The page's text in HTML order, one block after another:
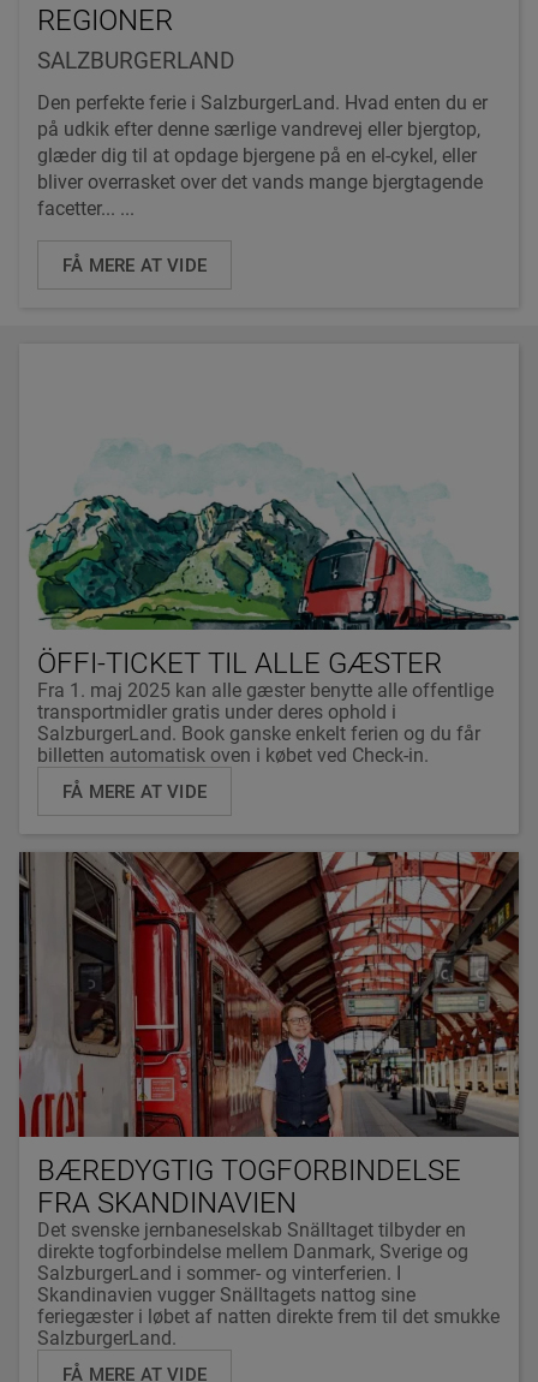
REGIONER
SALZBURGERLAND
Den perfekte ferie i SalzburgerLand. Hvad enten du er
på udkik efter denne særlige vandrevej eller bjergtop,
glæder dig til at opdage bjergene på en el-cykel, eller
bliver overrasket over det vands mange bjergtagende
facetter... ...
FÅ MERE AT VIDE
ÖFFI-TICKET TIL ALLE GÆSTER
Fra 1. maj 2025 kan alle gæster benytte alle offentlige
transportmidler gratis under deres ophold i
SalzburgerLand. Book ganske enkelt ferien og du får
billetten automatisk oven i købet ved Check-in.
FÅ MERE AT VIDE
BÆREDYGTIG TOGFORBINDELSE
FRA SKANDINAVIEN
Det svenske jernbaneselskab Snälltaget tilbyder en
direkte togforbindelse mellem Danmark, Sverige og
SalzburgerLand i sommer- og vinterferien. I
Skandinavien vugger Snälltagets nattog sine
feriegæster i løbet af natten direkte frem til det smukke
SalzburgerLand.
FÅ MERE AT VIDE